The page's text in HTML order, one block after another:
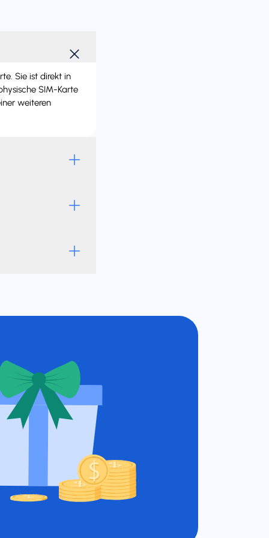
Sie ist direkt in
SIM-Karte
weiteren